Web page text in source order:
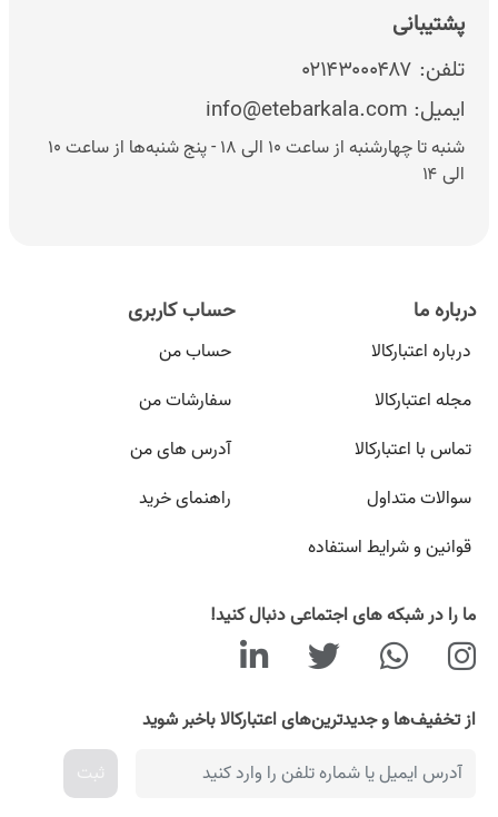
پشتیبانی
تلفن: ۰۲۱۴۳۰۰۰۴۸۷
ایمیل: info@etebarkala.com
شنبه تا چهارشنبه از ساعت ۱۰ الی ۱۸ - پنج شنبه‌ها از ساعت ۱۰
الی ۱۴
درباره ما
درباره اعتبارکالا
مجله اعتبارکالا
تماس با اعتبارکالا
سوالات متداول
قوانین و شرایط استفاده
حساب کاربری
حساب من
سفارشات من
آدرس های من
راهنمای خرید
ما را در شبکه های اجتماعی دنبال کنید!
از تخفیف‌ها و جدیدترین‌های اعتبارکالا باخبر شوید
ثبت